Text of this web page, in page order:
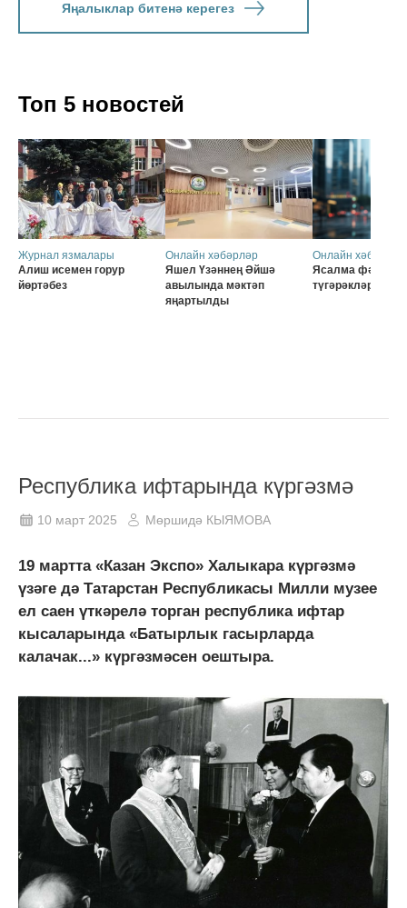
Яңалыклар битенә керегез
Топ 5 новостей
Журнал язмалары
Алиш исемен горур
йөртәбез
Онлайн хәбәрләр
Яшел Үзәннең Әйшә
авылында мәктәп
яңартылды
Онлайн хәбәрләр
Ясалма фәһем
түгәрәкләр
Республика ифтарында күргәзмә
10 март 2025 Мөршидә КЫЯМОВА
19 мартта «Казан Экспо» Халыкара күргәзмә
үзәге дә Татарстан Республикасы Милли музее
ел саен үткәрелә торган республика ифтар
кысаларында «Батырлык гасырларда
калачак...» күргәзмәсен оештыра.